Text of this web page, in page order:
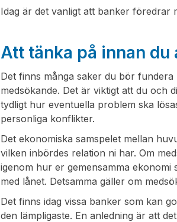
Idag är det vanligt att banker föredrar
Att tänka på innan du
Det finns många saker du bör
medsökande. Det är viktigt att du och
tydligt hur eventuella problem ska
personliga konflikter.
Det ekonomiska samspelet mellan
vilken inbördes relation ni har. Om
igenom hur er gemensamma
med lånet. Detsamma gäller om
Det finns idag vissa banker som kan
den lämpligaste. En anledning är att